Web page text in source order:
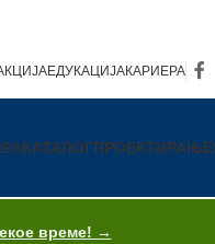
ЕДУКАЦИЈАКАРИЕРА
КАТАЛОГПРОЕКТИРАЊЕ
време! →